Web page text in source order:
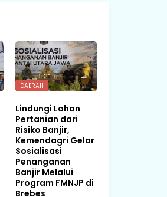
DAERAH
Lindungi Lahan
Pertanian dari
Risiko Banjir,
Kemendagri Gelar
Sosialisasi
Penanganan
Banjir Melalui
Program FMNJP di
Brebes